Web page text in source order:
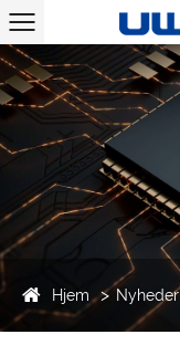
Hjem Nyheder